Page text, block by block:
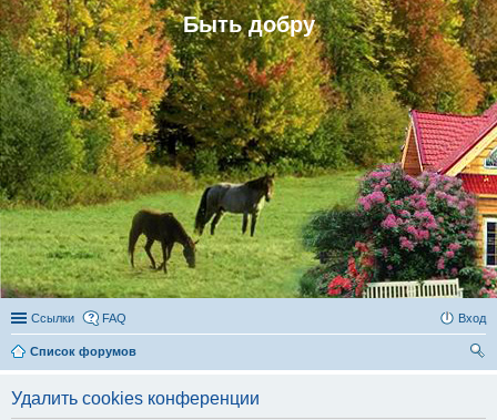
Быть добру
Ссылки FAQ Вход
Список форумов
Удалить cookies конференции